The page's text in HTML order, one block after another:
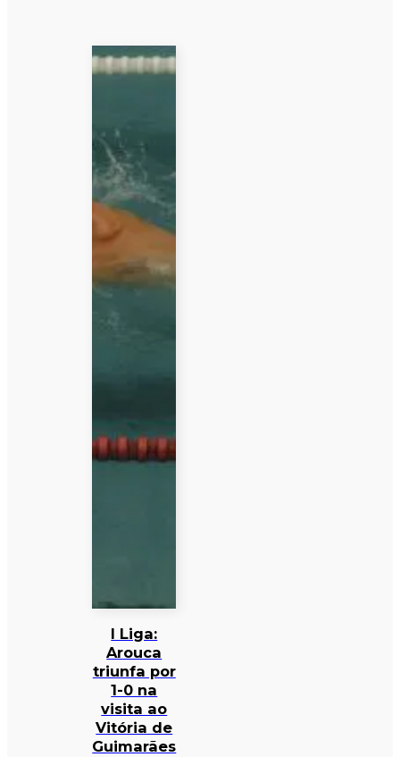
I Liga:
Arouca
triunfa por
1-0 na
visita ao
Vitória de
Guimarães